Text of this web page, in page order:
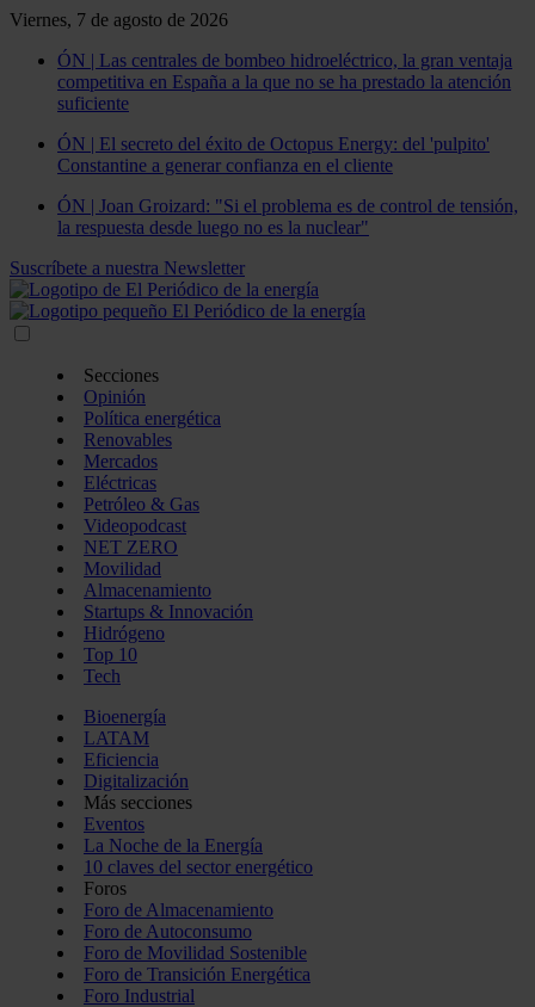
Viernes, 7 de agosto de 2026
ÓN | Las centrales de bombeo hidroeléctrico, la gran ventaja
competitiva en España a la que no se ha prestado la atención
suficiente
ÓN | El secreto del éxito de Octopus Energy: del 'pulpito'
Constantine a generar confianza en el cliente
ÓN | Joan Groizard: "Si el problema es de control de tensión,
la respuesta desde luego no es la nuclear"
Suscríbete a nuestra Newsletter
Secciones
Opinión
Política energética
Renovables
Mercados
Eléctricas
Petróleo & Gas
Videopodcast
NET ZERO
Movilidad
Almacenamiento
Startups & Innovación
Hidrógeno
Top 10
Tech
Bioenergía
LATAM
Eficiencia
Digitalización
Más secciones
Eventos
La Noche de la Energía
10 claves del sector energético
Foros
Foro de Almacenamiento
Foro de Autoconsumo
Foro de Movilidad Sostenible
Foro de Transición Energética
Foro Industrial